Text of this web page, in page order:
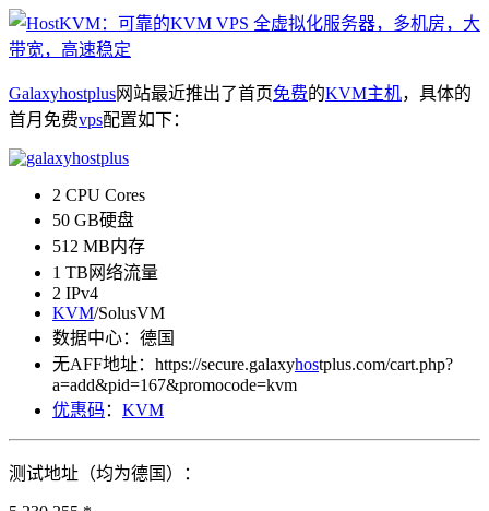
Galaxyhostplus网站最近推出了首页免费的KVM主机，具体的
首月免费vps配置如下：
2 CPU Cores
50 GB硬盘
512 MB内存
1 TB网络流量
2 IPv4
KVM/SolusVM
数据中心：德国
无AFF地址：https://secure.galaxyhostplus.com/cart.php?
a=add&pid=167&promocode=kvm
优惠码 ： KVM
测试地址（均为德国）：